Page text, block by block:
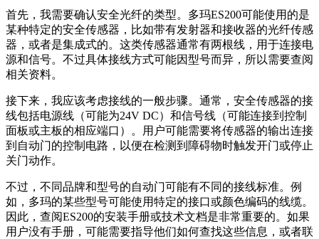
首先，我需要确认安全光纤的类型。多玛ES200可能使用的是
某种特定的安全传感器，比如带有发射器和接收器的光纤传感
器，或者是集成式的。这类传感器通常有两根线，用于连接电
源和信号。不过具体接线方式可能因型号而异，所以需要查阅
相关资料。
接下来，我应该考虑接线的一般步骤。通常，安全传感器的接
线包括电源线（可能为24V DC）和信号线（可能连接到控制
面板或主板的相应端口）。用户可能需要将传感器的输出连接
到自动门的控制电路，以便在检测到障碍物时触发开门或停止
关门动作。
不过，不同品牌和型号的自动门可能有不同的接线标准。例
如，多玛的某些型号可能使用特定的接口或颜色编码的线缆。
因此，查阅ES200的安装手册或技术文档是非常重要的。如果
用户没有手册，可能需要指导他们如何查找这些信息，或者联